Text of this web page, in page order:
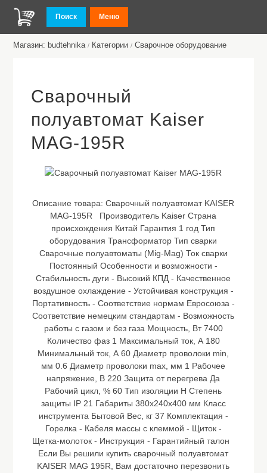
Поиск Меню
Магазин: budtehnika / Категории / Сварочное оборудование
Сварочный
полуавтомат Kaiser
MAG-195R
Описание товара:Сварочный полуавтомат KAISER
MAG-195R Производитель Kaiser Страна
происхождения Китай Гарантия 1 год Тип
оборудования Трансформатор Тип сварки
Сварочные полуавтоматы (Mig-Mag) Ток сварки
Постоянный Особенности и возможности -
Стабильность дуги - Высокий КПД - Качественное
воздушное охлаждение - Устойчивая конструкция -
Портативность - Соответствие нормам Евросоюза -
Соответствие немецким стандартам - Возможность
работы с газом и без газа Мощность, Вт 7400
Количество фаз 1 Максимальный ток, А 180
Минимальный ток, А 60 Диаметр проволоки min,
мм 0.6 Диаметр проволоки max, мм 1 Рабочее
напряжение, В 220 Защита от перегрева Да
Рабочий цикл, % 60 Тип изоляции H Степень
защиты IP 21 Габариты 380x240x400 мм Класс
инструмента Бытовой Вес, кг 37 Комплектация -
Горелка - Кабеля массы с клеммой - Щиток -
Щетка-молоток - Инструкция - Гарантийный талон
Если Вы решили купить сварочный полуавтомат
KAISER MAG 195R, Вам достаточно перезвонить